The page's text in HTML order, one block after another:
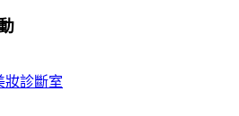
妝診斷室